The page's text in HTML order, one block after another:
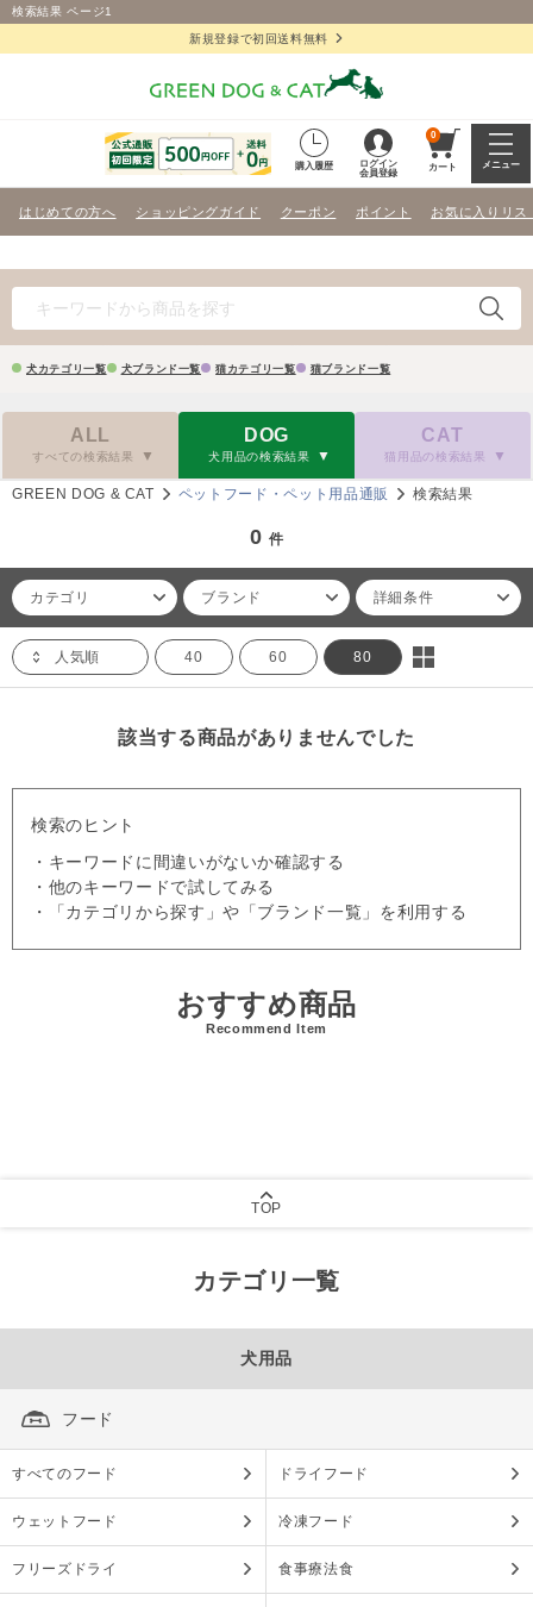
検索結果 ページ1
新規登録で初回送料無料
購入履歴
ログイン
会員登録
0
カート メニュー
はじめての方へ ショッピングガイド クーポン ポイント お気に入りリス
犬カテゴリ一覧 犬ブランド一覧 猫カテゴリ一覧 猫ブランド一覧
ALL
すべての検索結果
DOG
犬用品の検索結果
CAT
猫用品の検索結果
GREEN DOG & CAT ペットフード・ペット用品通販 検索結果
0 件
カテゴリ ブランド 詳細条件
人気順 40 60 80
該当する商品がありませんでした
検索のヒント
・キーワードに間違いがないか確認する
・他のキーワードで試してみる
・「カテゴリから探す」や「ブランド一覧」を利用する
おすすめ商品
Recommend Item
TOP
カテゴリ一覧
犬用品
フード
すべてのフード ドライフード
ウェットフード 冷凍フード
フリーズドライ 食事療法食